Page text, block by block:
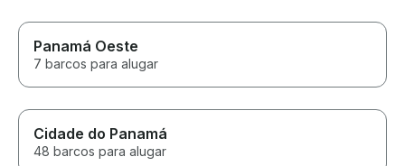
Panamá Oeste
7 barcos para alugar
Cidade do Panamá
48 barcos para alugar